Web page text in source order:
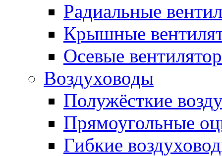
Радиальные
Крышные
Осевые
Воздуховоды
Полужёсткие
Прямоугольные
Гибкие